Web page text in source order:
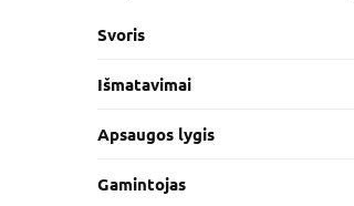
Svoris
Išmatavimai
Apsaugos lygis
Gamintojas